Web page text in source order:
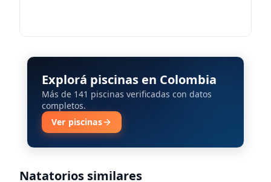
Explorá piscinas en Colombia
Más de 141 piscinas verificadas con datos
completos.
Ver piscinas
Natatorios similares